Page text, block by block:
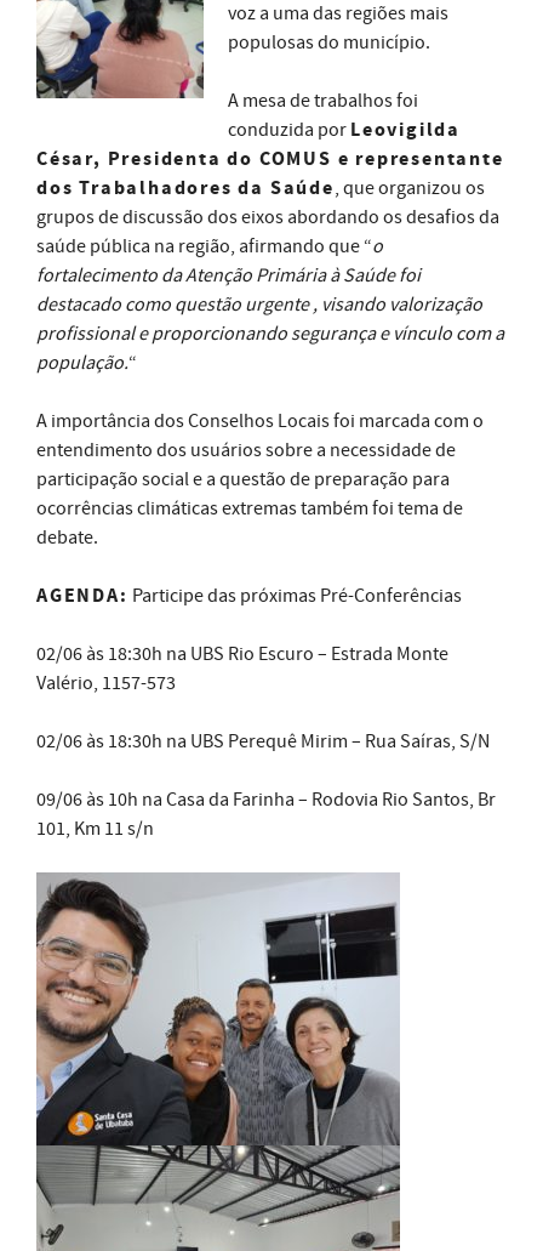
voz a uma das regiões mais
populosas do município.
A mesa de trabalhos foi
conduzida por Leovigilda
César, Presidenta do COMUS e representante
dos Trabalhadores da Saúde, que organizou os
grupos de discussão dos eixos abordando os desafios da
saúde pública na região, afirmando que “o
fortalecimento da Atenção Primária à Saúde foi
destacado como questão urgente , visando valorização
profissional e proporcionando segurança e vínculo com a
população.“
A importância dos Conselhos Locais foi marcada com o
entendimento dos usuários sobre a necessidade de
participação social e a questão de preparação para
ocorrências climáticas extremas também foi tema de
debate.
AGENDA: Participe das próximas Pré-Conferências
02/06 às 18:30h na UBS Rio Escuro – Estrada Monte
Valério, 1157-573
02/06 às 18:30h na UBS Perequê Mirim – Rua Saíras, S/N
09/06 às 10h na Casa da Farinha – Rodovia Rio Santos, Br
101, Km 11 s/n